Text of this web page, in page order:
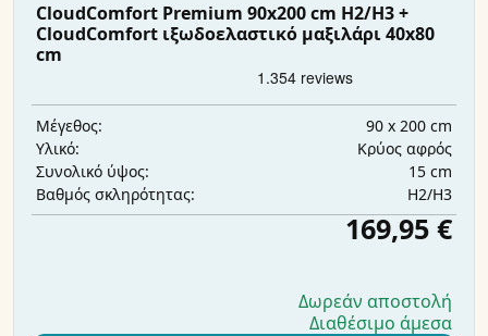
CloudComfort Premium 90x200 cm H2/H3 +
CloudComfort ιξωδοελαστικό μαξιλάρι 40x80
cm
Μέγεθος:
90 x 200 cm
Υλικό:
Κρύος αφρός
Συνολικό ύψος:
15 cm
Βαθμός σκληρότητας:
H2/H3
169,95 €
Δωρεάν αποστολή
Διαθέσιμο άμεσα